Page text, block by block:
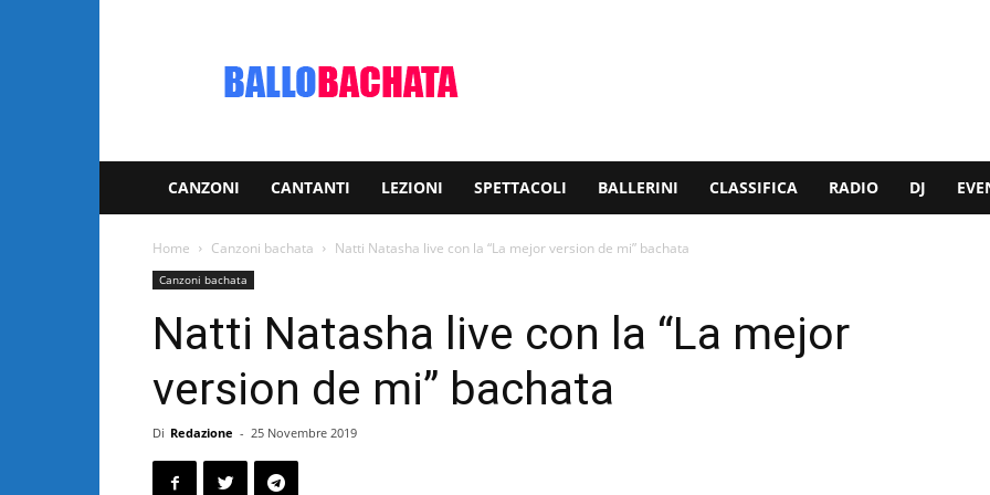
video
CANZONI CANTANTI LEZIONI SPETTACOLI BALLERINI CLASSIFICA RADIO DJ
Home Canzoni bachata Natti Natasha live con la “La mejor version de mi” bachata
Canzoni bachata
Natti Natasha live con la “La mejor
version de mi” bachata
Di Redazione - 25 Novembre 2019